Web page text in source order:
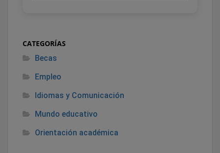
CATEGORÍAS
Becas
Empleo
Idiomas y Comunicación
Mundo educativo
Orientación académica